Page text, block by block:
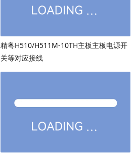
精粤H510/H511M-10TH主板主板电源开
关等对应接线